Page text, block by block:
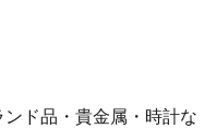
ド品・貴金属・時計な